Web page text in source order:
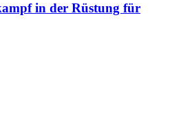
in der Rüstung für